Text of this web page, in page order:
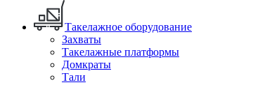
Такелажное оборудование
Захваты
Такелажные платформы
Домкраты
Тали